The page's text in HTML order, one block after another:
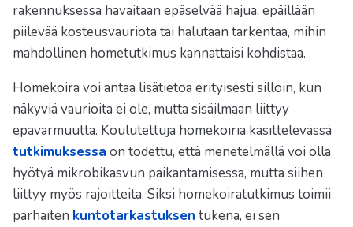
rakennuksessa havaitaan epäselvää hajua, epäillään
piilevää kosteusvauriota tai halutaan tarkentaa, mihin
mahdollinen hometutkimus kannattaisi kohdistaa.
Homekoira voi antaa lisätietoa erityisesti silloin, kun
näkyviä vaurioita ei ole, mutta sisäilmaan liittyy
epävarmuutta. Koulutettuja homekoiria käsittelevässä
tutkimuksessa on todettu, että menetelmällä voi olla
hyötyä mikrobikasvun paikantamisessa, mutta siihen
liittyy myös rajoitteita. Siksi homekoiratutkimus toimii
parhaiten kuntotarkastuksen tukena, ei sen